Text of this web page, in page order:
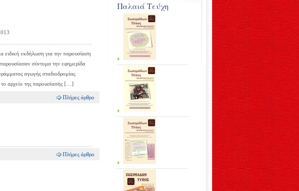
ειδική εκδήλωση για την παρουσίαση
σύντομα την εφημερίδα
αγωγής σταδιοδρομίας
αρχείο της παρουσίασής […]
Πλήρες άρθρο
Πλήρες άρθρο
Παλαιά Τεύχη